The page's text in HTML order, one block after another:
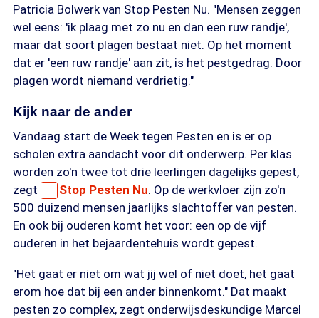
Patricia Bolwerk van Stop Pesten Nu. "Mensen zeggen
wel eens: 'ik plaag met zo nu en dan een ruw randje',
maar dat soort plagen bestaat niet. Op het moment
dat er 'een ruw randje' aan zit, is het pestgedrag. Door
plagen wordt niemand verdrietig."
Kijk naar de ander
Vandaag start de Week tegen Pesten en is er op
scholen extra aandacht voor dit onderwerp. Per klas
worden zo'n twee tot drie leerlingen dagelijks gepest,
zegt
Stop Pesten Nu. Op de werkvloer zijn zo'n
500 duizend mensen jaarlijks slachtoffer van pesten.
En ook bij ouderen komt het voor: een op de vijf
ouderen in het bejaardentehuis wordt gepest.
"Het gaat er niet om wat jij wel of niet doet, het gaat
erom hoe dat bij een ander binnenkomt." Dat maakt
pesten zo complex, zegt onderwijsdeskundige Marcel